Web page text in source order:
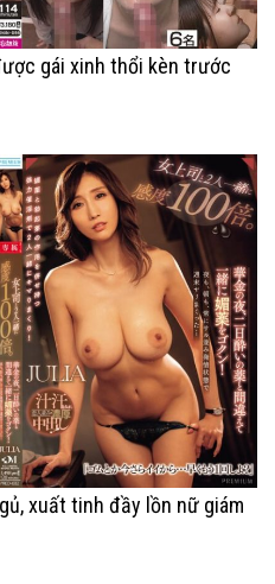
gái xinh thổi kèn trước
xuất tinh đầy lồn nữ giám